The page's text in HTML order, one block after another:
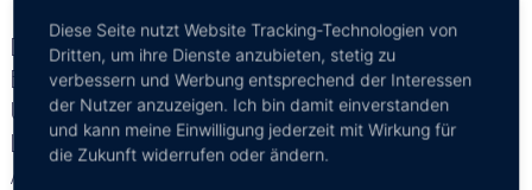
Die Lage in dieser Unterkunft ist auch eine der besten in
Bangkok! Gästen gefällt die Lage besser als in anderen
Unterkünften in dieser Gegend. Paare schätzen die
Lage besonders – sie haben diese mit 8,9 für einen
Aufenthalt zu zweit bewertet.
Diese Seite nutzt Website Tracking-Technologien von
Dritten, um ihre Dienste anzubieten, stetig zu
verbessern und Werbung entsprechend der Interessen
der Nutzer anzuzeigen. Ich bin damit einverstanden
und kann meine Einwilligung jederzeit mit Wirkung für
die Zukunft widerrufen oder ändern.